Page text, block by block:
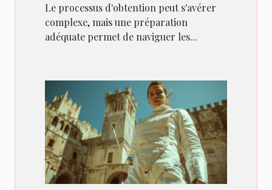
Le processus d'obtention peut s'avérer
complexe, mais une préparation
adéquate permet de naviguer les...